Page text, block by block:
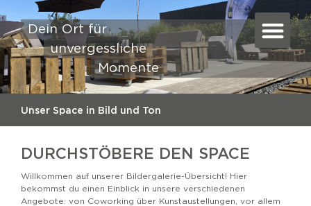
Dein Ort für
unvergessliche
Momente
Unser Space in Bild und Ton
DURCHSTÖBERE DEN SPACE
Willkommen auf unserer Bildergalerie-Übersicht! Hier
bekommst du einen Einblick in unsere verschiedenen
Angebote: von Coworking über Kunstaustellungen, vor allem